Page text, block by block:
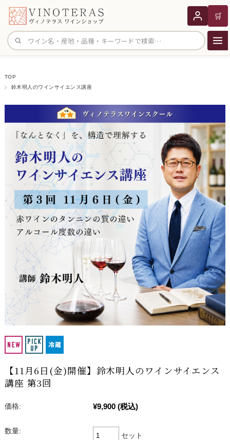
サイト内検索
🛒
TOP
鈴木明人のワインサイエンス講座
【11月6日(金)開催】鈴木明人のワインサイエンス
講座 第3回
価格: ¥9,900 (税込)
数量:
セット